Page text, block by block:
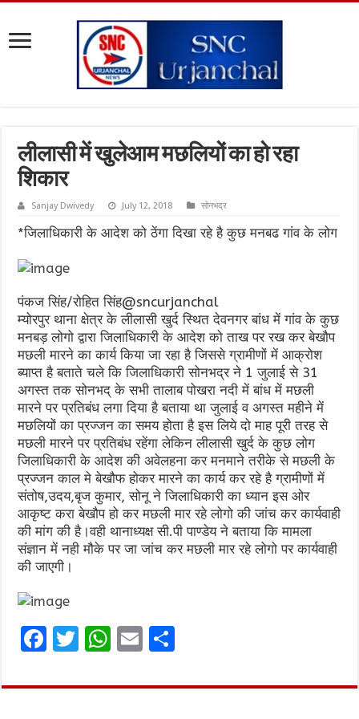
लीलासी में खुलेआम मछलियों का हो रहा
शिकार
Sanjay Dwivedy July 12, 2018 सोनभद्र
*जिलाधिकारी के आदेश को ठेंगा दिखा रहे है कुछ मनबढ गांव के लोग
पंकज सिंह/रोहित सिंह@sncurjanchal
म्योरपुर थाना क्षेत्र के लीलासी खुर्द स्थित देवनगर बांध में गांव के कुछ
मनबड़ लोगो द्वारा जिलाधिकारी के आदेश को ताख पर रख कर बेखौप
मछली मारने का कार्य किया जा रहा है जिससे ग्रामीणों में आक्रोश
ब्याप्त है बताते चले कि जिलाधिकारी सोनभद्र ने 1 जुलाई से 31
अगस्त तक सोनभद् के सभी तालाब पोखरा नदी में बांध में मछली
मारने पर प्रतिबंध लगा दिया है बताया था जुलाई व अगस्त महीने में
मछलियों का प्रज्जन का समय होता है इस लिये दो माह पूरी तरह से
मछली मारने पर प्रतिबंध रहेंगा लेकिन लीलासी खुर्द के कुछ लोग
जिलाधिकारी के आदेश की अवेलहना कर मनमाने तरीके से मछली के
प्रज्जन काल मे बेखौफ होकर मारने का कार्य कर रहे है ग्रामीणों में
संतोष,उदय,बृज कुमार, सोनू ने जिलाधिकारी का ध्यान इस ओर
आकृष्ट करा बेखौप हो कर मछली मार रहे लोगो की जांच कर कार्यवाही
की मांग की है।वही थानाध्यक्ष सी.पी पाण्डेय ने बताया कि मामला
संज्ञान में नही मौके पर जा जांच कर मछली मार रहे लोगो पर कार्यवाही
की जाएगी।
F
ce
T
it
W
at
E
ai ar